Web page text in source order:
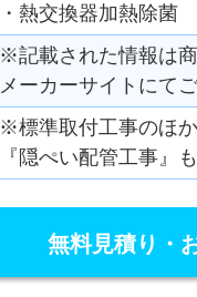
・熱交換器加熱除菌
※記載された情報は
メーカーサイトにて
※標準取付工事のほ
『隠ぺい配管工事』
無料見積り・